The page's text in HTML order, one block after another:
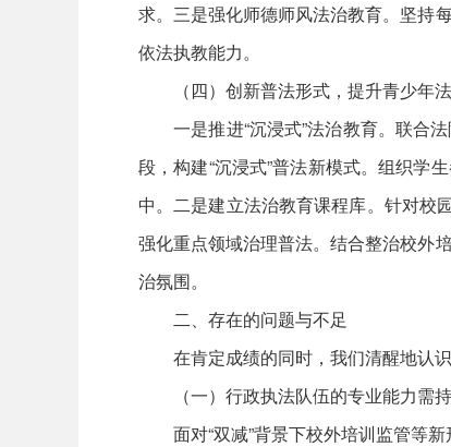
求。三是强化师德师风法治教育。坚持
依法执教能力。
（四）创新普法形式，提升青少年
一是推进“沉浸式”法治教育。联合法
段，构建“沉浸式”普法新模式。组织学
中。二是建立法治教育课程库。针对校
强化重点领域治理普法。结合整治校外
治氛围。
二、存在的问题与不足
在肯定成绩的同时，我们清醒地认识
（一）行政执法队伍的专业能力需
面对“双减”背景下校外培训监管等新